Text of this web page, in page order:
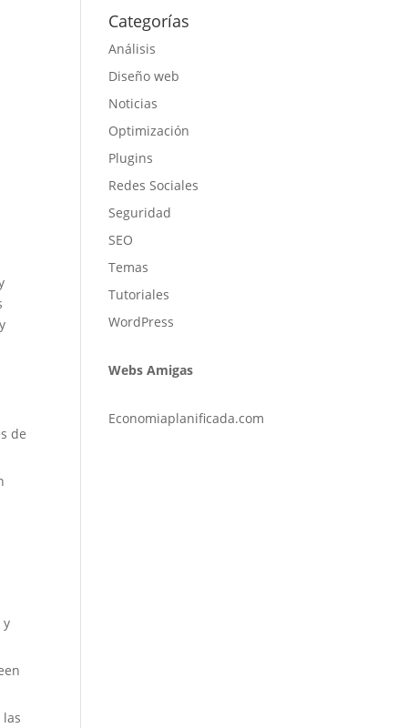
de
y
Categorías
Análisis
Diseño web
Noticias
Optimización
Plugins
Redes Sociales
Seguridad
SEO
Temas
Tutoriales
WordPress
Webs Amigas
Economiaplanificada.com